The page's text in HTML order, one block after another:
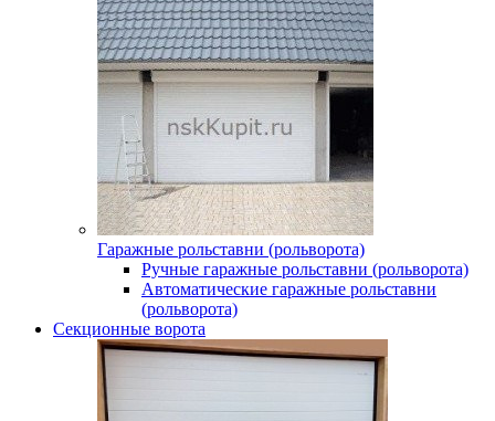
Гаражные рольставни (рольворота)
Ручные гаражные рольставни (рольворота)
Автоматические гаражные рольставни
(рольворота)
Секционные ворота